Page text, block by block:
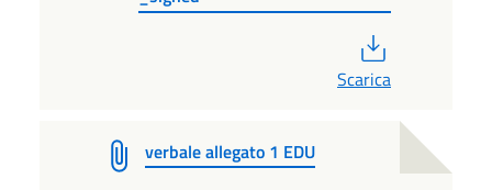
Scarica
verbale allegato 1 EDU